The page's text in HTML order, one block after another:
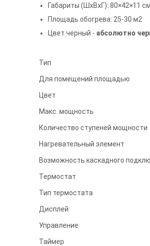
Габариты (ШxВxГ): 80×42×11 см
Площадь обогрева: 25-30 м2
Цвет черный - абсолютно
Тип
Для помещений площадью
Цвет
Макс. мощность
Количество ступеней мощности
Нагревательный элемент
Возможность каскадного
Термостат
Тип термостата
Дисплей
Управление
Таймер